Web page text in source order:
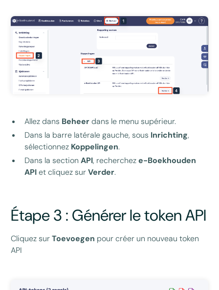
Allez dans Beheerdans le menu supérieur.
Dans la barre latérale gauche, sous Inrichting,
sélectionnez Koppelingen.
Dans la sectionAPI, rechercheze-Boekhouden
APIet cliquez surVerder.
Étape 3 : Générer le token API
Cliquez surToevoegen pour créer un nouveau token
API